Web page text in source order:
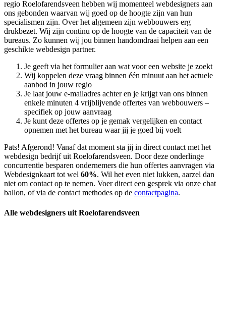
regio Roelofarendsveen hebben wij momenteel webdesigners aan
ons gebonden waarvan wij goed op de hoogte zijn van hun
specialismen zijn. Over het algemeen zijn webbouwers erg
drukbezet. Wij zijn continu op de hoogte van de capaciteit van de
bureaus. Zo kunnen wij jou binnen handomdraai helpen aan een
geschikte webdesign partner.
Je geeft via het formulier aan wat voor een website je zoekt
Wij koppelen deze vraag binnen één minuut aan het actuele
aanbod in jouw regio
Je laat jouw e-mailadres achter en je krijgt van ons binnen
enkele minuten 4 vrijblijvende offertes van webbouwers –
specifiek op jouw aanvraag
Je kunt deze offertes op je gemak vergelijken en contact
opnemen met het bureau waar jij je goed bij voelt
Pats! Afgerond! Vanaf dat moment sta jij in direct contact met het
webdesign bedrijf uit Roelofarendsveen. Door deze onderlinge
concurrentie besparen ondernemers die hun offertes aanvragen via
Webdesignkaart tot wel 60%. Wil het even niet lukken, aarzel dan
niet om contact op te nemen. Voer direct een gesprek via onze chat
ballon, of via de contact methodes op de contactpagina.
Alle webdesigners uit Roelofarendsveen